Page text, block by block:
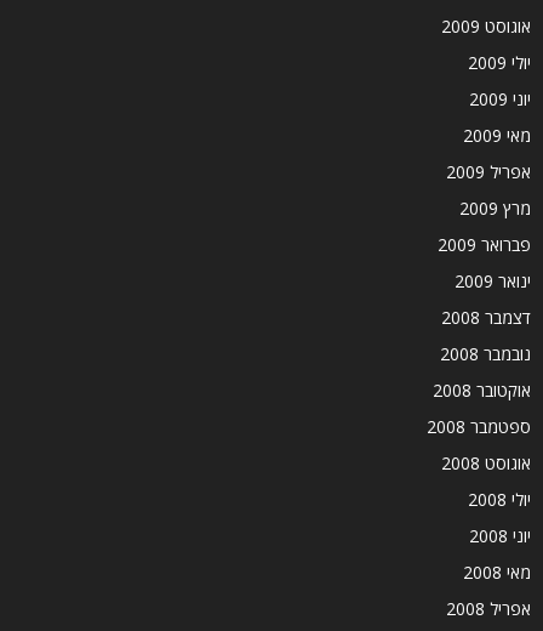
אוגוסט 2009
יולי 2009
יוני 2009
מאי 2009
אפריל 2009
מרץ 2009
פברואר 2009
ינואר 2009
דצמבר 2008
נובמבר 2008
אוקטובר 2008
ספטמבר 2008
אוגוסט 2008
יולי 2008
יוני 2008
מאי 2008
אפריל 2008